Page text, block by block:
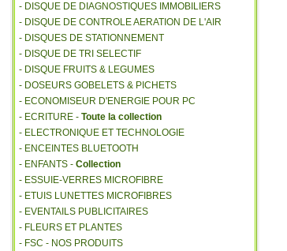
- DISQUE DE DIAGNOSTIQUES IMMOBILIERS
- DISQUE DE CONTROLE AERATION DE L'AIR
- DISQUES DE STATIONNEMENT
- DISQUE DE TRI SELECTIF
- DISQUE FRUITS & LEGUMES
- DOSEURS GOBELETS & PICHETS
- ECONOMISEUR D'ENERGIE POUR PC
- ECRITURE - Toute la collection
- ELECTRONIQUE ET TECHNOLOGIE
- ENCEINTES BLUETOOTH
- ENFANTS - Collection
- ESSUIE-VERRES MICROFIBRE
- ETUIS LUNETTES MICROFIBRES
- EVENTAILS PUBLICITAIRES
- FLEURS ET PLANTES
- FSC - NOS PRODUITS